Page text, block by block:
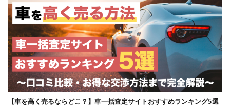
【車を高く売るならどこ？】車一括査定サイトおすすめランキング5選